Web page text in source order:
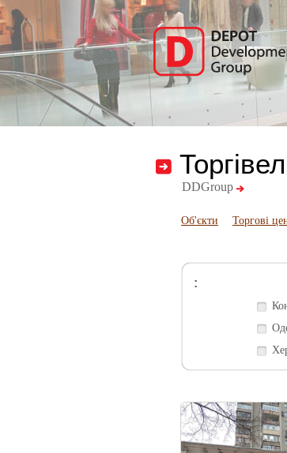
DDGroup
Об'єкти Торгові
: